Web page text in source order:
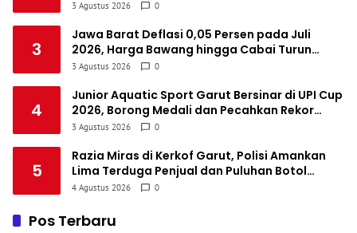
Rapat
3 Agustus 2026 0
3
Jawa Barat Deflasi 0,05 Persen pada Juli
2026, Harga Bawang hingga Cabai Turun
karena Panen Raya
3 Agustus 2026 0
4
Junior Aquatic Sport Garut Bersinar di UPI Cup
2026, Borong Medali dan Pecahkan Rekor
Waktu Pribadi
3 Agustus 2026 0
5
Razia Miras di Kerkof Garut, Polisi Amankan
Lima Terduga Penjual dan Puluhan Botol
Minuman Beralkohol
4 Agustus 2026 0
Pos Terbaru